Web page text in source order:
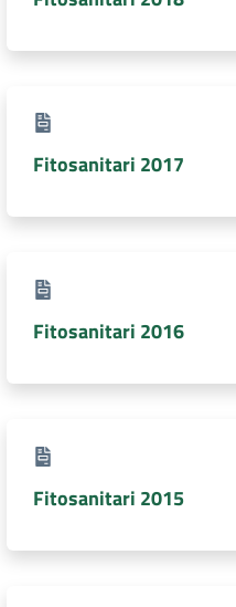
Fitosanitari 2017
Fitosanitari 2016
Fitosanitari 2015